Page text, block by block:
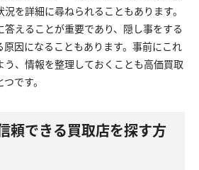
を詳細に尋ねられることもあります。
答えることが重要であり、隠し事をする
原因になることもあります。事前にこれ
う、情報を整理しておくことも高価買取
です。
頼できる買取店を探す方